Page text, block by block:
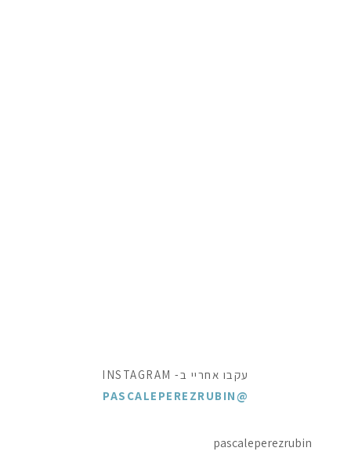
עקבו אחריי ב- INSTAGRAM
@PASCALEPEREZRUBIN
pascaleperezrubin